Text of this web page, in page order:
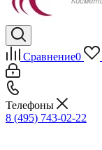
Сравнение0
Телефоны
8 (495) 743-02-22